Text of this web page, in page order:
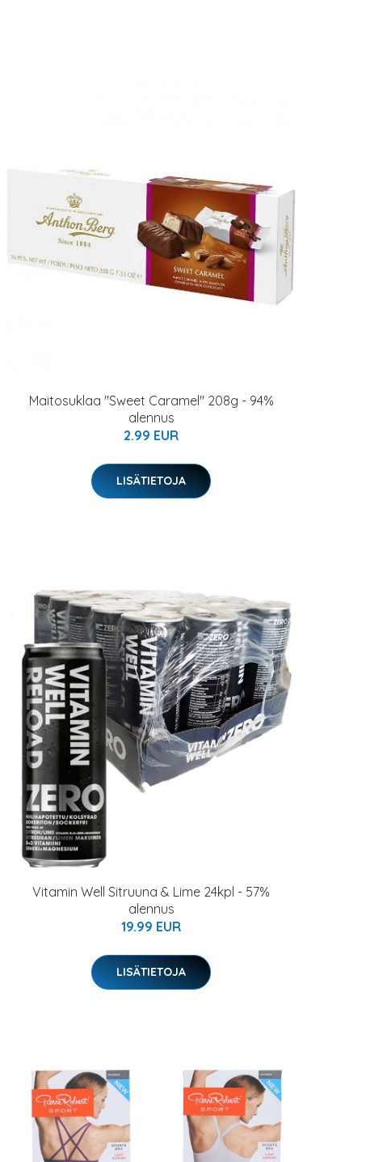
Maitosuklaa "Sweet Caramel" 208g - 94%
alennus
2.99 EUR
LISÄTIETOJA
Vitamin Well Sitruuna & Lime 24kpl - 57%
alennus
19.99 EUR
LISÄTIETOJA